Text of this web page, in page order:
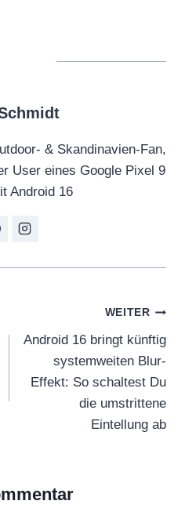
& Skandinavien-Fan,
User eines Google Pixel 9
Android 16
WEITER
Android 16 bringt künftig
systemweiten Blur-
Effekt: So schaltest Du
die umstrittene
Eintellung ab